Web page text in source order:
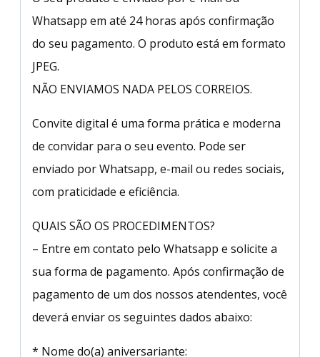
Whatsapp em até 24 horas após confirmação
do seu pagamento. O produto está em formato
JPEG.
NÃO ENVIAMOS NADA PELOS CORREIOS.
Convite digital é uma forma prática e moderna
de convidar para o seu evento. Pode ser
enviado por Whatsapp, e-mail ou redes sociais,
com praticidade e eficiência.
QUAIS SÃO OS PROCEDIMENTOS?
– Entre em contato pelo Whatsapp e solicite a
sua forma de pagamento. Após confirmação de
pagamento de um dos nossos atendentes, você
deverá enviar os seguintes dados abaixo:
* Nome do(a) aniversariante: